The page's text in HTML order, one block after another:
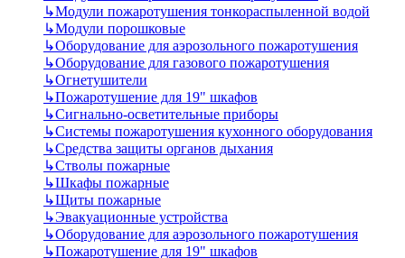
↳Модули пожаротушения тонкораспыленной водой
↳Модули порошковые
↳Оборудование для аэрозольного пожаротушения
↳Оборудование для газового пожаротушения
↳Огнетушители
↳Пожаротушение для 19" шкафов
↳Сигнально-осветительные приборы
↳Системы пожаротушения кухонного оборудования
↳Средства защиты органов дыхания
↳Стволы пожарные
↳Шкафы пожарные
↳Щиты пожарные
↳Эвакуационные устройства
↳Оборудование для аэрозольного пожаротушения
↳Пожаротушение для 19" шкафов